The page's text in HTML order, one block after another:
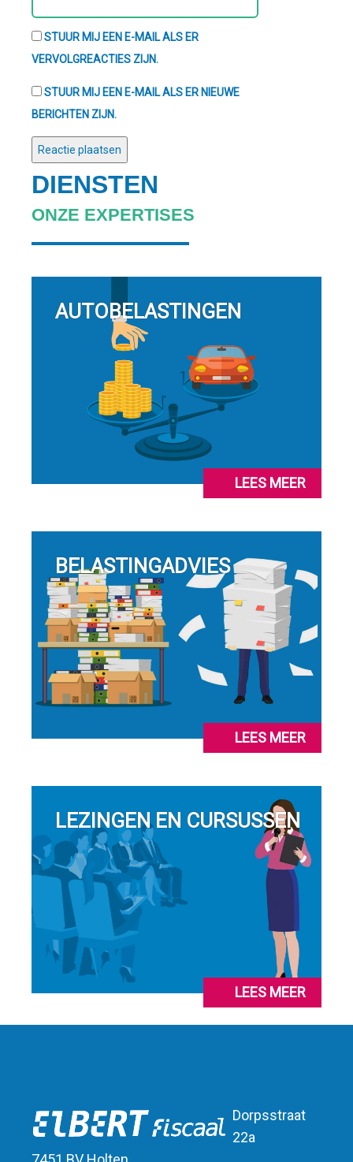
STUUR MIJ EEN E-MAIL ALS ER
VERVOLGREACTIES ZIJN.
STUUR MIJ EEN E-MAIL ALS ER NIEUWE
BERICHTEN ZIJN.
DIENSTEN
ONZE EXPERTISES
AUTOBELASTINGEN
LEES MEER
BELASTINGADVIES
LEES MEER
LEZINGEN EN CURSUSSEN
LEES MEER
Dorpsstraat
22a